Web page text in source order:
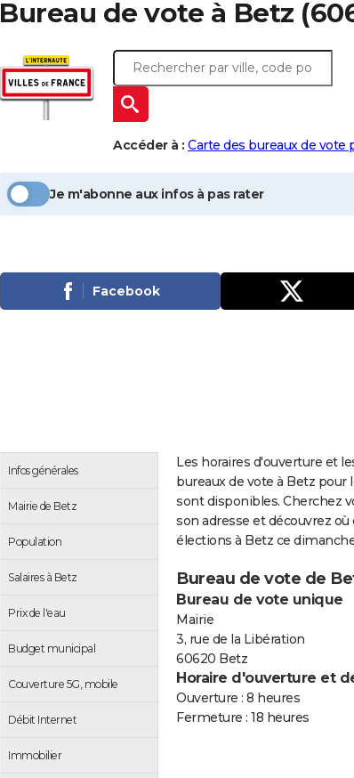
Bureau de vote à Betz
Accéder à : Carte des bureaux de
Je m'abonne aux infos à pas rater
Facebook
Infos générales
Mairie de Betz
Population
Salaires à Betz
Prix de l'eau
Budget municipal
Couverture 5G, mobile
Débit Internet
Immobilier
Les horaires d'ouverture et
bureaux de vote à Betz
sont disponibles. Cherchez
son adresse et découvrez
élections à Betz ce
Bureau de vote de
Bureau de vote unique
Mairie
3, rue de la Libération
60620 Betz
Horaire d'ouverture et
Ouverture : 8 heures
Fermeture : 18 heures